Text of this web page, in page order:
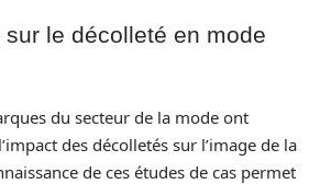
le décolleté en mode
du secteur de la mode ont
des décolletés sur l’image de la
de ces études de cas permet